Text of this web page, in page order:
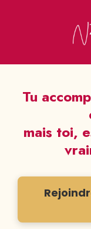
Tu
mais toi,